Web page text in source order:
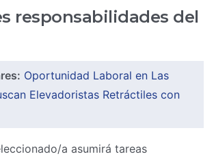
responsabilidades del
Oportunidad Laboral en Las
Elevadoristas Retráctiles con
a asumirá tareas